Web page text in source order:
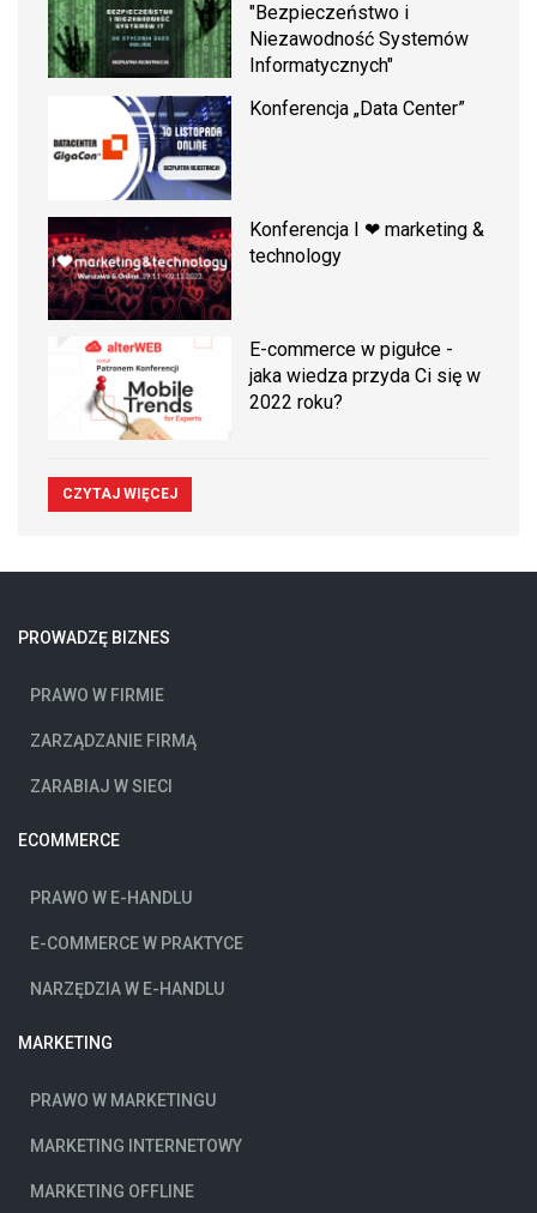
"Bezpieczeństwo i
Niezawodność Systemów
Informatycznych"
Konferencja „Data Center”
Konferencja I ❤ marketing &
technology
E-commerce w pigułce -
jaka wiedza przyda Ci się w
2022 roku?
CZYTAJ WIĘCEJ
PROWADZĘ BIZNES
PRAWO W FIRMIE
ZARZĄDZANIE FIRMĄ
ZARABIAJ W SIECI
ECOMMERCE
PRAWO W E-HANDLU
E-COMMERCE W PRAKTYCE
NARZĘDZIA W E-HANDLU
MARKETING
PRAWO W MARKETINGU
MARKETING INTERNETOWY
MARKETING OFFLINE